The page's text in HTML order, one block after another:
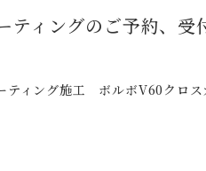
ィングのご予約、受